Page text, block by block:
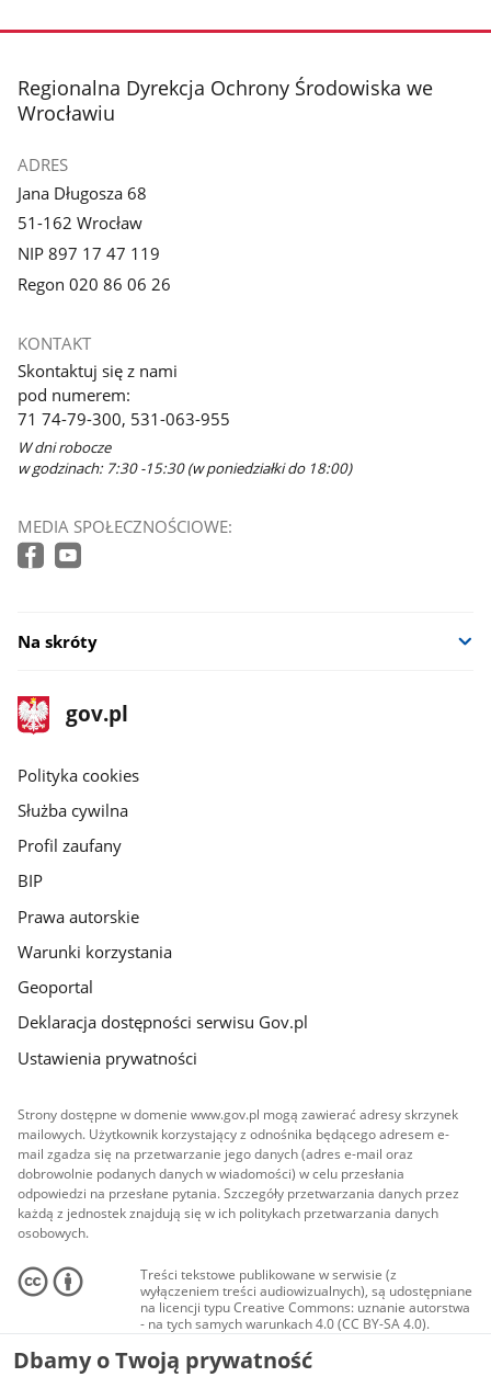
stopka
Regionalna Dyrekcja Ochrony Środowiska we
Wrocławiu
ADRES
Jana Długosza 68
51-162 Wrocław
NIP 897 17 47 119
Regon 020 86 06 26
KONTAKT
Skontaktuj się z nami
pod numerem:
71 74-79-300, 531-063-955
W dni robocze
w godzinach: 7:30 -15:30 (w poniedziałki do 18:00)
MEDIA SPOŁECZNOŚCIOWE:
Na skróty
stopka
gov.pl
Strona
gov.pl
gov.pl
Polityka cookies
Służba cywilna
Profil zaufany
BIP
Prawa autorskie
Warunki korzystania
Geoportal
Deklaracja dostępności serwisu Gov.pl
Ustawienia prywatności
Strony dostępne w domenie www.gov.pl mogą zawierać adresy skrzynek
mailowych. Użytkownik korzystający z odnośnika będącego adresem e-
mail zgadza się na przetwarzanie jego danych (adres e-mail oraz
dobrowolnie podanych danych w wiadomości) w celu przesłania
odpowiedzi na przesłane pytania. Szczegóły przetwarzania danych przez
każdą z jednostek znajdują się w ich politykach przetwarzania danych
osobowych.
Treści tekstowe publikowane w serwisie (z
wyłączeniem treści audiowizualnych), są udostępniane
na licencji typu Creative Commons: uznanie autorstwa
- na tych samych warunkach 4.0 (CC BY-SA 4.0).
Materiały audiowizualne, w tym zdjęcia, materiały
audio i wideo, są udostępniane na licencji typu
Creative Commons: uznanie autorstwa użycie
Dbamy o Twoją prywatność